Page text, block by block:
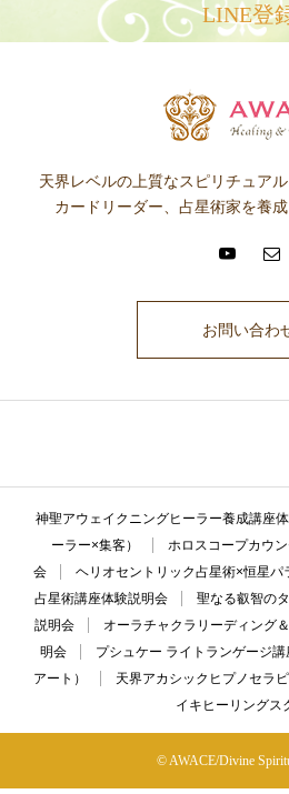
LINE登
天界レベルの上質なスピリチュア
カードリーダー、占星術家を養
お問い合わ
神聖アウェイクニングヒーラー養成講座
ーラー×集客）
ホロスコープカウ
会
ヘリオセントリック占星術×恒星
占星術講座体験説明会
聖なる叡智の
説明会
オーラチャクラリーディング
明会
プシュケー ライトランゲージ
アート）
天界アカシックヒプノセラ
イキヒーリングス
© AWACE/Divine